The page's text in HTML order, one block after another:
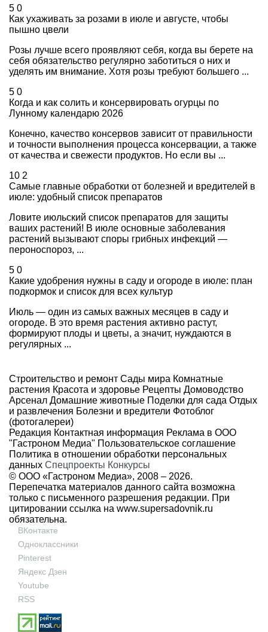
5 0
Как ухаживать за розами в июле и августе, чтобы
пышно цвели
Розы лучше всего проявляют себя, когда вы берете на
себя обязательство регулярно заботиться о них и
уделять им внимание. Хотя розы требуют большего ...
5 0
Когда и как солить и консервировать огурцы по
Лунному календарю 2026
Конечно, качество консервов зависит от правильности
и точности выполнения процесса консервации, а также
от качества и свежести продуктов. Но если вы ...
10 2
Самые главные обработки от болезней и вредителей в
июле: удобный список препаратов
Ловите июльский список препаратов для защиты
ваших растений! В июле основные заболевания
растений вызывают споры грибных инфекций —
пероноспороз, ...
5 0
Какие удобрения нужны в саду и огороде в июле: план
подкормок и список для всех культур
Июль — один из самых важных месяцев в саду и
огороде. В это время растения активно растут,
формируют плоды и цветы, а значит, нуждаются в
регулярных ...
Строительство и ремонт Сады мира Комнатные
растения Красота и здоровье Рецепты Домоводство
Арсенал Домашние животные Поделки для сада Отдых
и развлечения Болезни и вредители Фотоблог
(фотогалереи)
Редакция Контактная информация Реклама в ООО
"Гастроном Медиа" Пользовательское соглашение
Политика в отношении обработки персональных
данных Спецпроекты Конкурсы
© ООО «Гастроном Медиа», 2008 – 2026.
Перепечатка материалов данного сайта возможна
только с письменного разрешения редакции. При
цитировании ссылка на www.supersadovnik.ru
обязательна.
ВКонтакте
Одноклассники
Pinterest
Яндекс Дзен
Youtube
RSS